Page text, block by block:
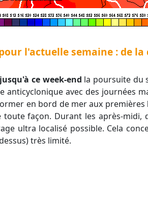
l'actuelle semaine : de la
ce week-end la poursuite du
anticyclonique avec des journées
en bord de mer aux premières
façon. Durant les après-midi,
ultra localisé possible. Cela
très limité.